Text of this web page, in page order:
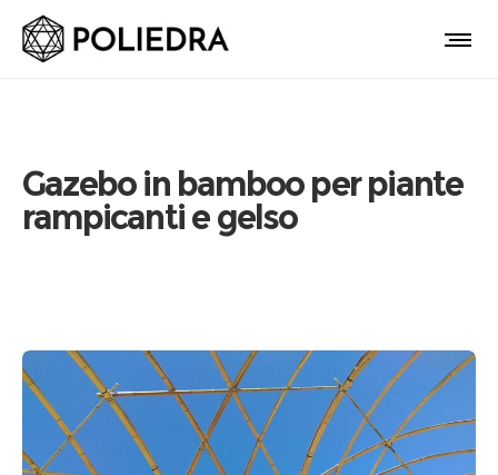
Gazebo in bamboo per piante
rampicanti e gelso